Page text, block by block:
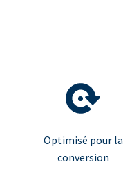
Optimisé pour la
conversion